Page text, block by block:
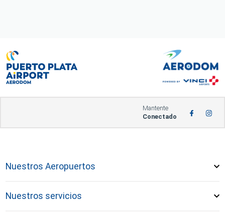
Mantente
Conectado
Nuestros Aeropuertos
Nuestros servicios